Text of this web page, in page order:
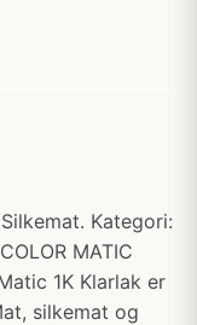
Kategori:
MATIC
1K Klarlak er
silkemat og